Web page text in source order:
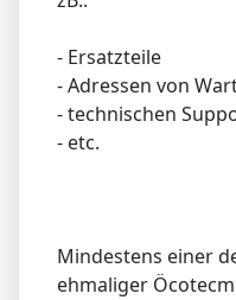
- Ersatzteile
- Adressen von
- technischen
- etc.
Mindestens einer
ehmaliger